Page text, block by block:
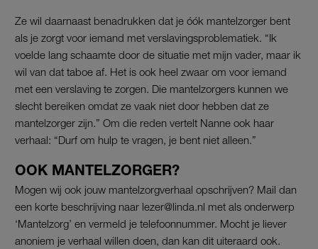
Ze wil daarnaast benadrukken dat je óók mantelzorger bent
als je zorgt voor iemand met verslavingsproblematiek. “Ik
voelde lang schaamte door de situatie met mijn vader, maar ik
wil van dat taboe af. Het is ook heel zwaar om voor iemand
met een verslaving te zorgen. Die mantelzorgers kunnen we
slecht bereiken omdat ze vaak niet door hebben dat ze
mantelzorger zijn.” Om die reden vertelt Nanne ook haar
verhaal: “Durf om hulp te vragen, je bent niet alleen.”
OOK MANTELZORGER?
Mogen wij ook jouw mantelzorgverhaal opschrijven? Mail dan
een korte beschrijving naar lezer@linda.nl met als onderwerp
‘Mantelzorg’ en vermeld je telefoonnummer. Mocht je liever
anoniem je verhaal willen doen, dan kan dit uiteraard ook.